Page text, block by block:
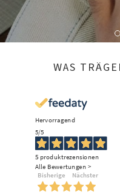
WAS
Hervorragend
5/5
5 produktrezensionen
Alle Bewertungen >
Bisherige
Nächster